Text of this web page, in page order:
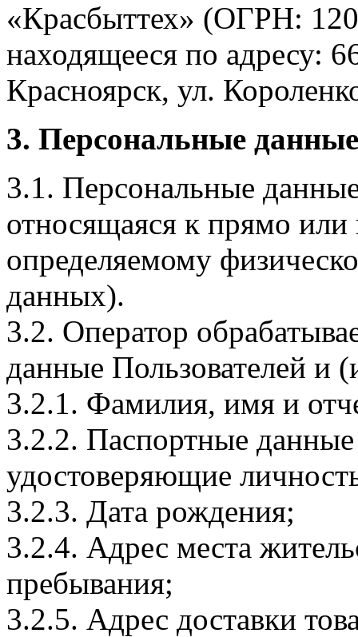
«Красбыттех» (ОГРН:
находящееся по адресу:
Красноярск, ул.
3. Персональные
3.1. Персональные
относящаяся к прямо
определяемому
данных).
3.2. Оператор
данные Пользователей и
3.2.1. Фамилия, имя и
3.2.2. Паспортные
удостоверяющие
3.2.3. Дата рождения;
3.2.4. Адрес места
пребывания;
3.2.5. Адрес доставки